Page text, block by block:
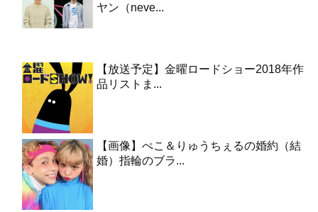
ヤン（neve...
【放送予定】金曜ロードショー2018年作
品リストま...
【画像】ぺこ＆りゅうちぇるの婚約（結
婚）指輪のブラ...